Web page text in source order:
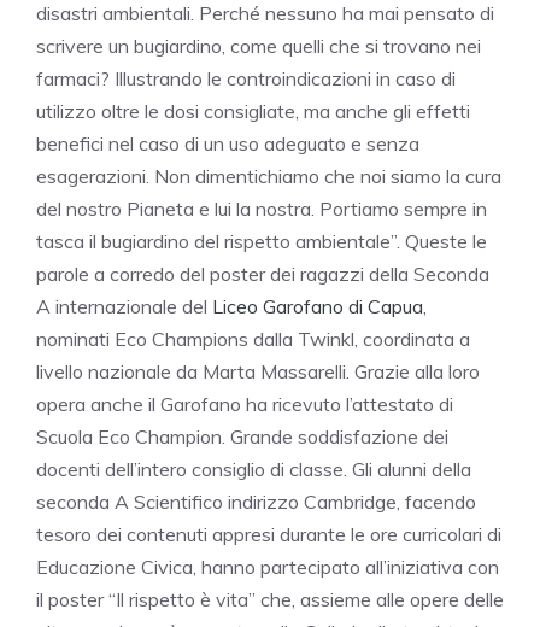
disastri ambientali. Perché nessuno ha mai pensato di
scrivere un bugiardino, come quelli che si trovano nei
farmaci? Illustrando le controindicazioni in caso di
utilizzo oltre le dosi consigliate, ma anche gli effetti
benefici nel caso di un uso adeguato e senza
esagerazioni. Non dimentichiamo che noi siamo la cura
del nostro Pianeta e lui la nostra. Portiamo sempre in
tasca il bugiardino del rispetto ambientale”. Queste le
parole a corredo del poster dei ragazzi della Seconda
A internazionale del Liceo Garofano di Capua,
nominati Eco Champions dalla Twinkl, coordinata a
livello nazionale da Marta Massarelli. Grazie alla loro
opera anche il Garofano ha ricevuto l’attestato di
Scuola Eco Champion. Grande soddisfazione dei
docenti dell’intero consiglio di classe. Gli alunni della
seconda A Scientifico indirizzo Cambridge, facendo
tesoro dei contenuti appresi durante le ore curricolari di
Educazione Civica, hanno partecipato all’iniziativa con
il poster “Il rispetto è vita” che, assieme alle opere delle